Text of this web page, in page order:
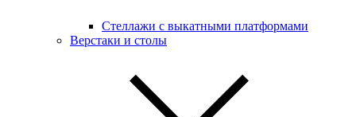
Стеллажи с выкатными платформами
Верстаки и столы